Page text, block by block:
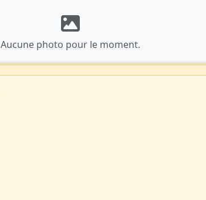
Aucune photo pour le moment.